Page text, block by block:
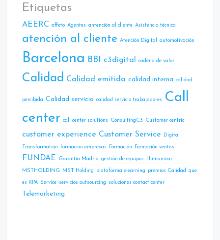
Etiquetas
AEERC affeto Agentes antención al cliente Asistencia técnica
atención al cliente Atencíón Digital automotivación
Barcelona BBI c3digital cadena de valor
Calidad Calidad emitida calidad interna calidad
percibida Calidad servicio calidad servicio trabajadores
Call
center call center solutions ConsultingC3 Customer centric
customer experience Customer Service Digital
Transformation formacion empresas Formación Formación ventas
FUNDAE Garantía Madrid gestión de equipos Humanizar
MSTHOLDING MST Holding plataforma elearning premios Calidad que
es RPA Service servicios outsourcing soluciones contact center
Telemarketing